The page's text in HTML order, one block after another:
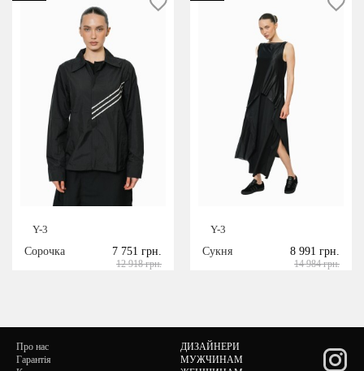
Y-3
Сорочка
7 751 грн.
12 918 грн.
Y-3
Сукня
8 991 грн.
14 984 грн.
Про нас
Гарантія
ДИЗАЙНЕРИ
МУЖЧИНАМ